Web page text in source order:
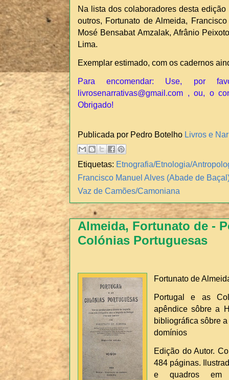
Na lista dos colaboradores desta
outros, Fortunato de Almeida,
Mosé Bensabat Amzalak, Afrânio
Lima.
Exemplar estimado, com os cadernos
Para encomendar: Use, por
livrosenarrativas@gmail.com , ou, o
Obrigado!
Publicada por Pedro Botelho Livros e
Etiquetas: Etnografia/Etnologia/
Francisco Manuel Alves (Abade de
Vaz de Camões/Camoniana
Almeida, Fortunato de -
Colónias Portuguesas
Fortunato de
Portugal e as
apêndice sôbre a
bibliográfica sôbre
domínios
Edição do Autor.
484 páginas.
e quadros em